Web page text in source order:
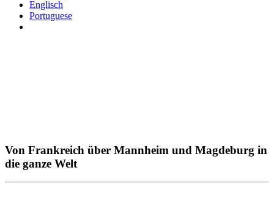
Englisch
Portuguese
Von Frankreich über Mannheim und Magdeburg in
die ganze Welt